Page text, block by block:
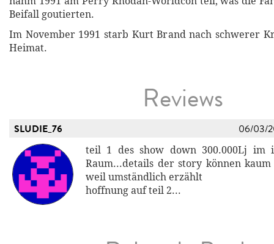
Beifall goutierten.
Im November 1991 starb Kurt Brand nach schwerer
Heimat.
Reviews
SLUDIE_76 06/03/
teil 1 des show down 300.000Lj im
Raum...details der story können
weil umständlich erzählt
hoffnung auf teil 2...